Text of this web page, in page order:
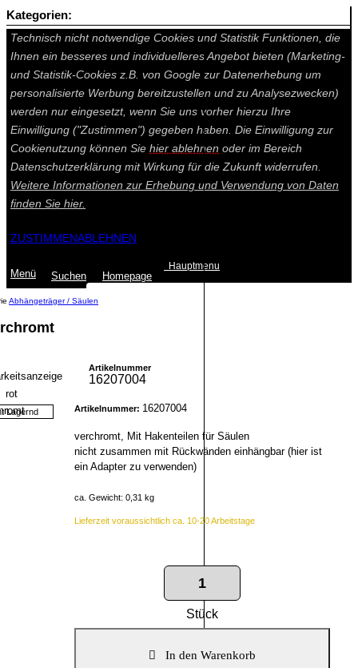
Auf dieser Seite werden technisch notwendige Cookies gesetzt.
Technisch nicht notwendige Cookies und Statistik Funktionen, die
Ihnen ein besseres und individuelleres Angebot bieten (Marketing-
und Statistik-Cookies z.B. von Google zur Datenerhebung um
personalisierte Werbung bereitzustellen und zu Analysezwecken)
werden nur eingesetzt, wenn Sie uns vorher hierzu Ihre
Einwilligung ("Zustimmen") gegeben haben. Die Einwilligung zur
Cookienutzung können Sie hier ablehnen oder im Bereich
Datenschutzerklärung mit Wirkung für die Zukunft widerrufen.
Weitere Informationen zur Erhebung und Verwendung von Daten
finden Sie hier.
ZUSTIMMENABLEHNEN
Menü Suchen Homepage
Hauptmenu
Abhängeträger / Säulen
Lagernd
Artikelnummer
16207004
Artikelnummer: 16207004
verchromt, Mit Hakenteilen für Säulen
nicht zusammen mit Rückwänden einhängbar (hier ist
ein Adapter zu verwenden)
ca. Gewicht: 0,31 kg
Lieferzeit voraussichtlich ca. 10-20 Arbeitstage
Stück
Kategorien: